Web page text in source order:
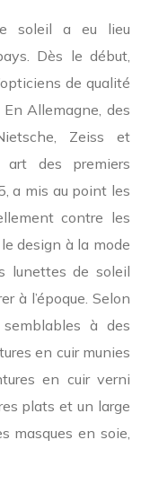
soleil a eu lieu
Dès le début,
de qualité
Allemagne, des
Zeiss et
art des premiers
a mis au point les
contre les
design à la mode
lunettes de soleil
à l’époque. Selon
à des
en cuir munies
en cuir verni
plats et un large
masques en soie,